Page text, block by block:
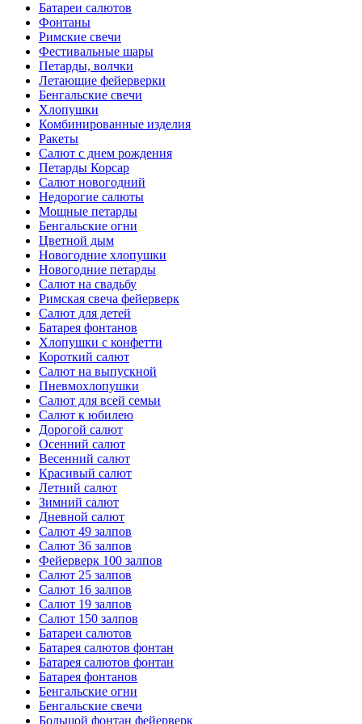
Батареи салютов
Фонтаны
Римские свечи
Фестивальные шары
Петарды, волчки
Летающие фейерверки
Бенгальские свечи
Хлопушки
Комбинированные изделия
Ракеты
Салют с днем рождения
Петарды Корсар
Салют новогодний
Недорогие салюты
Мощные петарды
Бенгальские огни
Цветной дым
Новогодние хлопушки
Новогодние петарды
Салют на свадьбу
Римская свеча фейерверк
Салют для детей
Батарея фонтанов
Хлопушки с конфетти
Короткий салют
Салют на выпускной
Пневмохлопушки
Салют для всей семьи
Салют к юбилею
Дорогой салют
Осенний салют
Весенний салют
Красивый салют
Летний салют
Зимний салют
Дневной салют
Салют 49 залпов
Салют 36 залпов
Фейерверк 100 залпов
Салют 25 залпов
Салют 16 залпов
Салют 19 залпов
Салют 150 залпов
Батареи салютов
Батарея салютов фонтан
Батарея салютов фонтан
Батарея фонтанов
Бенгальские огни
Бенгальские свечи
Большой фонтан фейерверк